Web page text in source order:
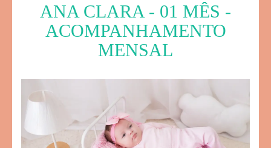
ANA CLARA - 01 MÊS -
ACOMPANHAMENTO
MENSAL